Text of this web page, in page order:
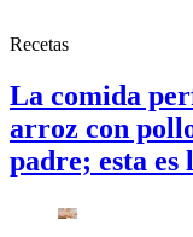
Recetas
La comida
arroz con
padre; esta es